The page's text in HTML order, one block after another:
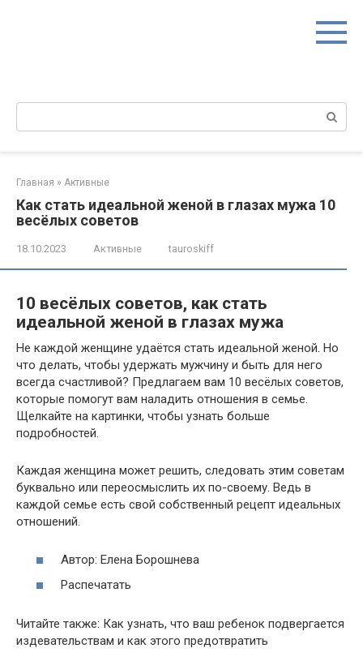
Поиск:
Главная » Активные
Как стать идеальной женой в глазах мужа 10
весёлых советов
18.10.2023 Активные tauroskiff
10 весёлых советов, как стать
идеальной женой в глазах мужа
Не каждой женщине удаётся стать идеальной женой. Но
что делать, чтобы удержать мужчину и быть для него
всегда счастливой? Предлагаем вам 10 весёлых советов,
которые помогут вам наладить отношения в семье.
Щелкайте на картинки, чтобы узнать больше
подробностей.
Каждая женщина может решить, следовать этим советам
буквально или переосмыслить их по-своему. Ведь в
каждой семье есть свой собственный рецепт идеальных
отношений.
Автор: Елена Борошнева
Распечатать
Читайте также: Как узнать, что ваш ребенок подвергается
издевательствам и как этого предотвратить